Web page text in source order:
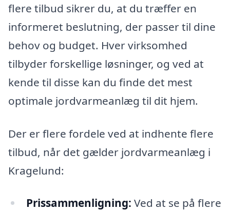
flere tilbud sikrer du, at du træffer en
informeret beslutning, der passer til dine
behov og budget. Hver virksomhed
tilbyder forskellige løsninger, og ved at
kende til disse kan du finde det mest
optimale jordvarmeanlæg til dit hjem.
Der er flere fordele ved at indhente flere
tilbud, når det gælder jordvarmeanlæg i
Kragelund:
Prissammenligning: Ved at se på flere